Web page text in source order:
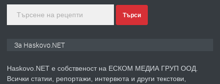
ПРЕДЛАГА
преди 4 дни
Търси
За Haskovo.NET
Haskovo.NET е собственост на ЕСКОМ МЕДИА ГРУП ООД.
Всички статии, репортажи, интервюта и други текстови,